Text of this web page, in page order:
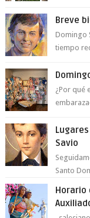
Breve
Domingo
tiempo
¿Por qué
Savio
Santo
Horario